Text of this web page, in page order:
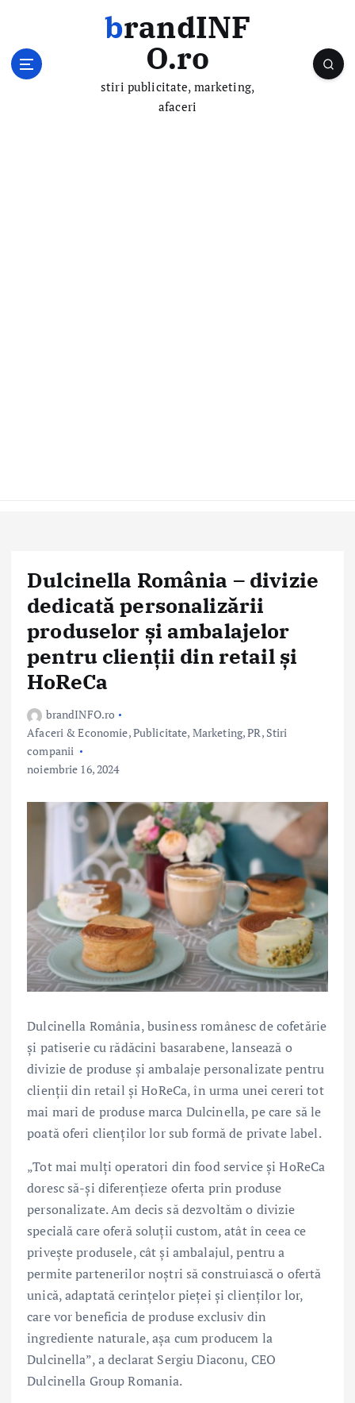
brandINF
O.ro
stiri publicitate, marketing,
afaceri
Dulcinella România – divizie
dedicată personalizării
produselor și ambalajelor
pentru clienții din retail și
HoReCa
brandINFO.ro
Afaceri & Economie,Publicitate, Marketing, PR, Stiri
companii
noiembrie 16, 2024
Dulcinella România, business românesc de cofetărie
și patiserie cu rădăcini basarabene, lansează o
divizie de produse și ambalaje personalizate pentru
clienții din retail și HoReCa, în urma unei cereri tot
mai mari de produse marca Dulcinella, pe care să le
poată oferi clienților lor sub formă de private label.
„Tot mai mulți operatori din food service și HoReCa
doresc să-și diferențieze oferta prin produse
personalizate. Am decis să dezvoltăm o divizie
specială care oferă soluții custom, atât în ceea ce
privește produsele, cât și ambalajul, pentru a
permite partenerilor noștri să construiască o ofertă
unică, adaptată cerințelor pieței și clienților lor,
care vor beneficia de produse exclusiv din
ingrediente naturale, așa cum producem la
Dulcinella”, a declarat Sergiu Diaconu, CEO
Dulcinella Group Romania.